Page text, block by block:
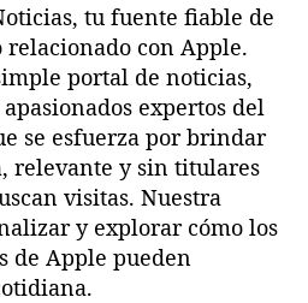
tu fuente fiable de
con Apple.
portal de noticias,
expertos del
se esfuerza por brindar
relevante y sin titulares
visitas. Nuestra
y explorar cómo los
de Apple pueden